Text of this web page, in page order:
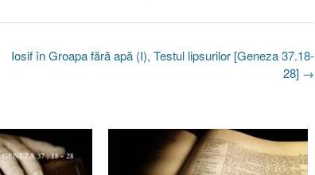
Iosif în Groapa fără apă (I), Testul lipsurilor [Geneza 37.18-
28] →